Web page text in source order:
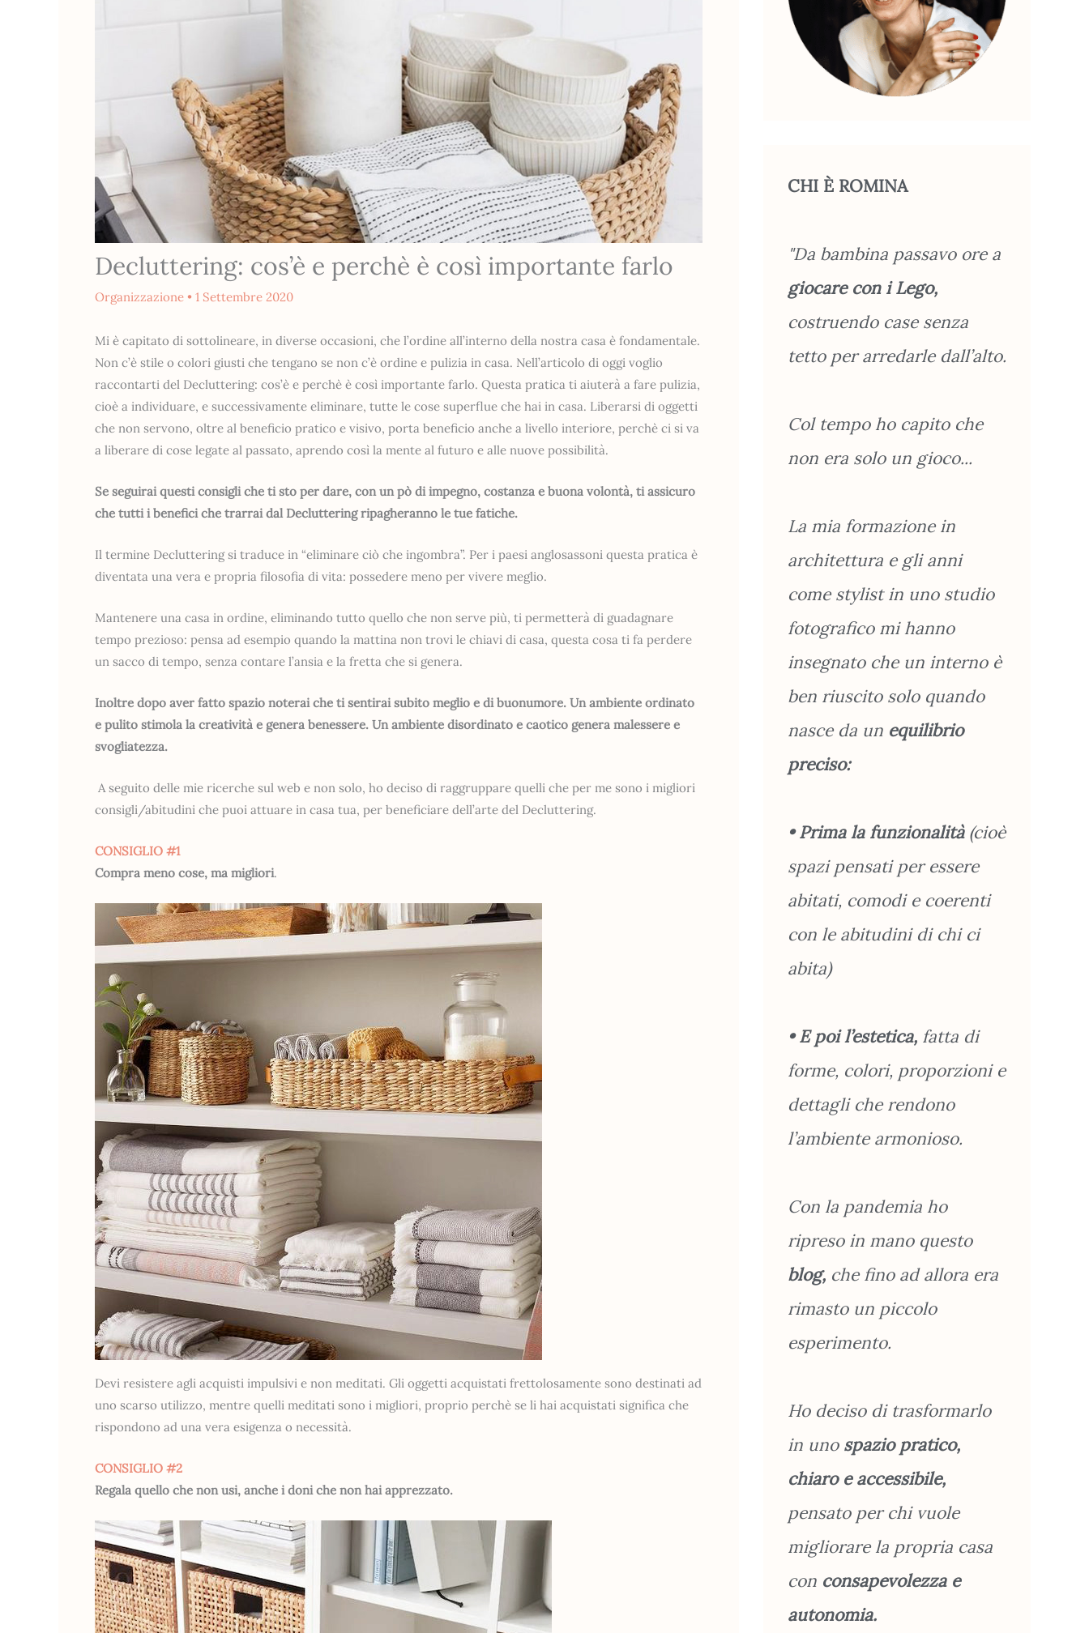
Decluttering: cos’è e perchè è così importante farlo
Organizzazione • 1 Settembre 2020
Mi è capitato di sottolineare, in diverse occasioni, che l’ordine all’interno della nostra casa è fondamentale.
Non c’è stile o colori giusti che tengano se non c’è ordine e pulizia in casa. Nell’articolo di oggi voglio
raccontarti del Decluttering: cos’è e perchè è così importante farlo. Questa pratica ti aiuterà a fare pulizia,
cioè a individuare, e successivamente eliminare, tutte le cose superflue che hai in casa. Liberarsi di oggetti
che non servono, oltre al beneficio pratico e visivo, porta beneficio anche a livello interiore, perchè ci si va
a liberare di cose legate al passato, aprendo così la mente al futuro e alle nuove possibilità.
Se seguirai questi consigli che ti sto per dare, con un pò di impegno, costanza e buona volontà, ti assicuro
che tutti i benefici che trarrai dal Decluttering ripagheranno le tue fatiche.
Il termine Decluttering si traduce in “eliminare ciò che ingombra”. Per i paesi anglosassoni questa pratica è
diventata una vera e propria filosofia di vita: possedere meno per vivere meglio.
Mantenere una casa in ordine, eliminando tutto quello che non serve più, ti permetterà di guadagnare
tempo prezioso: pensa ad esempio quando la mattina non trovi le chiavi di casa, questa cosa ti fa perdere
un sacco di tempo, senza contare l’ansia e la fretta che si genera.
Inoltre dopo aver fatto spazio noterai che ti sentirai subito meglio e di buonumore. Un ambiente ordinato
e pulito stimola la creatività e genera benessere. Un ambiente disordinato e caotico genera malessere e
svogliatezza.
A seguito delle mie ricerche sul web e non solo, ho deciso di raggruppare quelli che per me sono i migliori
consigli/abitudini che puoi attuare in casa tua, per beneficiare dell’arte del Decluttering.
CONSIGLIO #1
Compra meno cose, ma migliori.
Devi resistere agli acquisti impulsivi e non meditati. Gli oggetti acquistati frettolosamente sono destinati ad
uno scarso utilizzo, mentre quelli meditati sono i migliori, proprio perchè se li hai acquistati significa che
rispondono ad una vera esigenza o necessità.
CONSIGLIO #2
Regala quello che non usi, anche i doni che non hai apprezzato.
CHI È ROMINA
"Da bambina passavo ore a
giocare con i Lego,
costruendo case senza
tetto per arredarle dall’alto.
Col tempo ho capito che
non era solo un gioco...
La mia formazione in
architettura e gli anni
come stylist in uno studio
fotografico mi hanno
insegnato che un interno è
ben riuscito solo quando
nasce da un equilibrio
preciso:
• Prima la funzionalità(cioè
spazi pensati per essere
abitati, comodi e coerenti
con le abitudini di chi ci
abita)
• E poi l’estetica, fatta di
forme, colori, proporzioni e
dettagli che rendono
l’ambiente armonioso.
Con la pandemia ho
ripreso in mano questo
blog, che fino ad allora era
rimasto un piccolo
esperimento.
Ho deciso di trasformarlo
in unospazio pratico,
chiaro e accessibile,
pensato per chi vuole
migliorare la propria casa
con consapevolezza e
autonomia.